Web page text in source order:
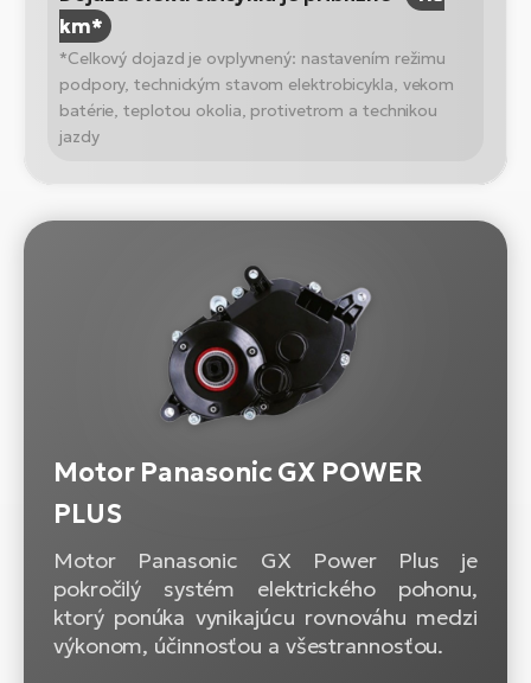
km*
*Celkový dojazd je ovplyvnený: nastavením režimu
podpory, technickým stavom elektrobicykla, vekom
batérie, teplotou okolia, protivetrom a technikou
jazdy
Motor Panasonic GX POWER
PLUS
Motor Panasonic GX Power Plus je
pokročilý systém elektrického pohonu,
ktorý ponúka vynikajúcu rovnováhu medzi
výkonom, účinnosťou a všestrannosťou.